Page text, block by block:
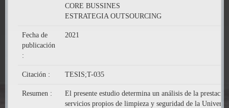
CORE BUSSINES
ESTRATEGIA OUTSOURCING
Fecha de
publicación
:
2021
Citación : TESIS;T-035
Resumen :
El presente estudio determina un análisis de la
servicios propios de limpieza y seguridad de la